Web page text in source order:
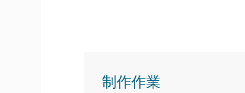
制作作業